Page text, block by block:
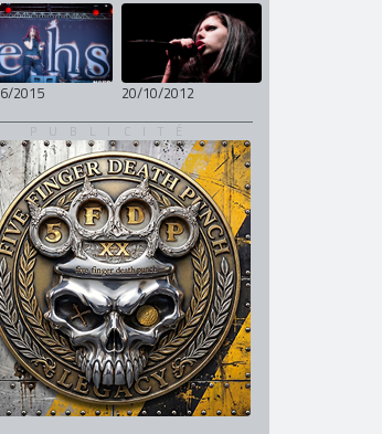
2015 20/10/2012